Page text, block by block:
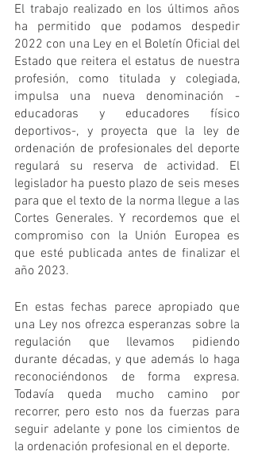
El trabajo realizado en los últimos años
ha permitido que podamos despedir
2022 con una Ley en el Boletín Oficial del
Estado que reitera el estatus de nuestra
profesión, como titulada y colegiada,
impulsa una nueva denominación -
educadoras y educadores físico
deportivos-, y proyecta que la ley de
ordenación de profesionales del deporte
regulará su reserva de actividad. El
legislador ha puesto plazo de seis meses
para que el texto de la norma llegue a las
Cortes Generales. Y recordemos que el
compromiso con la Unión Europea es
que esté publicada antes de finalizar el
año 2023.
En estas fechas parece apropiado que
una Ley nos ofrezca esperanzas sobre la
regulación que llevamos pidiendo
durante décadas, y que además lo haga
reconociéndonos de forma expresa.
Todavía queda mucho camino por
recorrer, pero esto nos da fuerzas para
seguir adelante y pone los cimientos de
la ordenación profesional en el deporte.